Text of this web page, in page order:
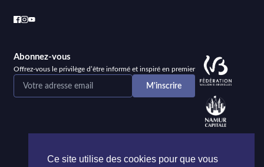
Abonnez-vous
Offrez-vous le privilège d’être informé et inspiré en premier
Ce site utilise des cookies pour que vous